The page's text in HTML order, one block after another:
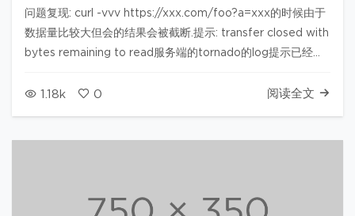
问题复现: curl -vvv https://xxx.com/foo?a=xxx的时候由于
数据量比较大但会的结果会被截断.提示: transfer closed with
bytes remaining to read服务端的tornado的log提示已经正
1.18k 0 阅读全文